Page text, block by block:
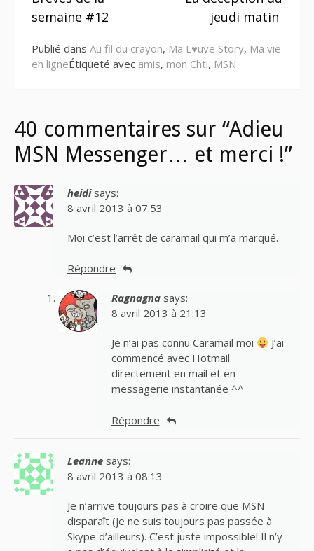
la
semaine #12
jeudi matin
Publié dans Au fil du crayon, Ma L♥uve Story, Ma vie
en ligneÉtiqueté avec amis, mon Chti, MSN
40 commentaires sur “Adieu
MSN Messenger… et merci !”
heidi says:
8 avril 2013 à 07:53
Moi c’est l’arrêt de caramail qui m’a marqué.
Répondre
Ragnagna says:
8 avril 2013 à 21:13
Je n’ai pas connu Caramail moi
J’ai
commencé avec Hotmail
directement en mail et en
messagerie instantanée ^^
Répondre
Leanne says:
8 avril 2013 à 08:13
Je n’arrive toujours pas à croire que MSN
disparaît (je ne suis toujours pas passée à
Skype d’ailleurs). C’est juste impossible! Il n’y